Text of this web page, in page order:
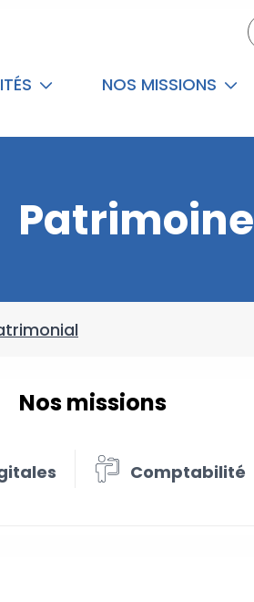
NOS MISSIONS
Patrimoine
Nos missions
Comptabilité